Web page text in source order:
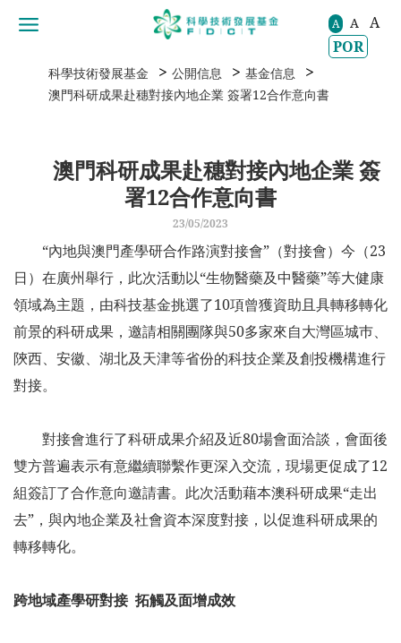
移動到内容區域 A A
A
POR
科學技術發展基金 > 公開信息 > 基金信息 >
澳門科研成果赴穗對接內地企業 簽署12合作意向書
澳門科研成果赴穗對接內地企業 簽
署12合作意向書
23/05/2023
“內地與澳門產學研合作路演對接會”（對接會）今（23
日）在廣州舉行，此次活動以“生物醫藥及中醫藥”等大健康
領域為主題，由科技基金挑選了10項曾獲資助且具轉移轉化
前景的科研成果，邀請相關團隊與50多家來自大灣區城巿、
陝西、安徽、湖北及天津等省份的科技企業及創投機構進行
對接。
對接會進行了科研成果介紹及近80場會面洽談，會面後
雙方普遍表示有意繼續聯繫作更深入交流，現場更促成了12
組簽訂了合作意向邀請書。此次活動藉本澳科研成果“走出
去”，與內地企業及社會資本深度對接，以促進科研成果的
轉移轉化。
跨地域產學研對接 拓觸及面增成效